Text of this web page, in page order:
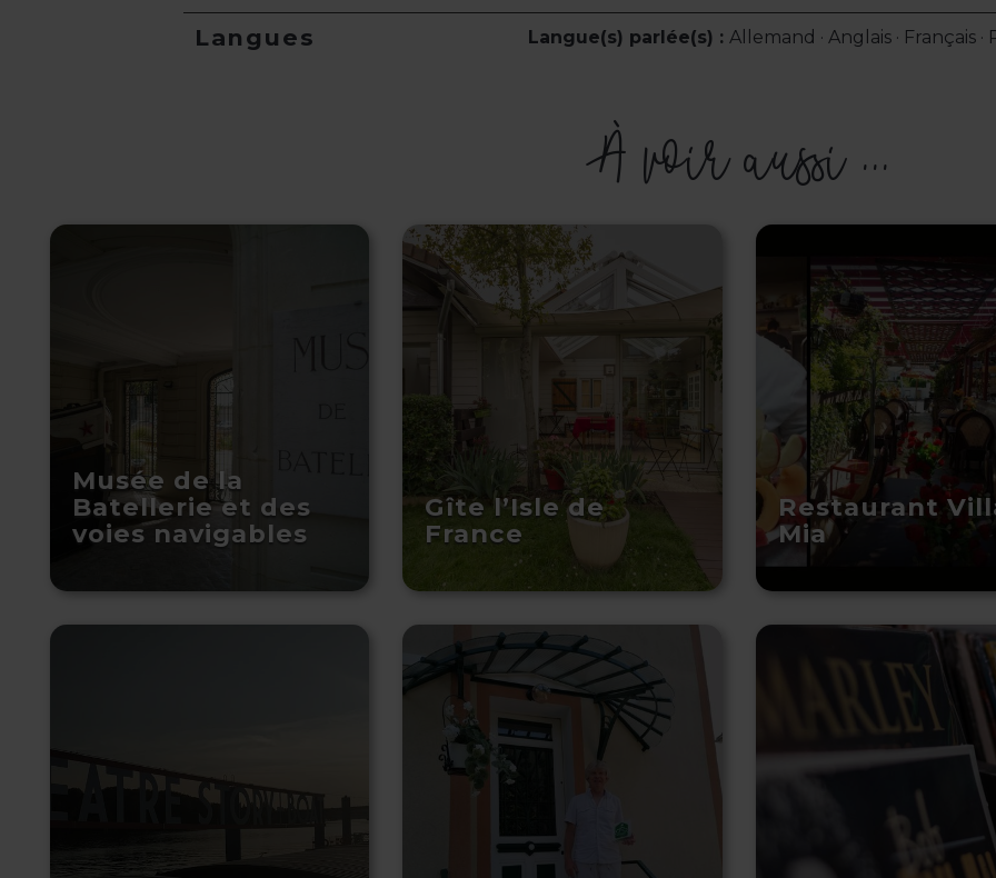
Langues Langue(s) parlée(s) : Allemand · Anglais · Français
À voir aussi ...
Musée de la
Batellerie et des
voies navigables
Gîte l’Isle de
France
Restaurant
Mia